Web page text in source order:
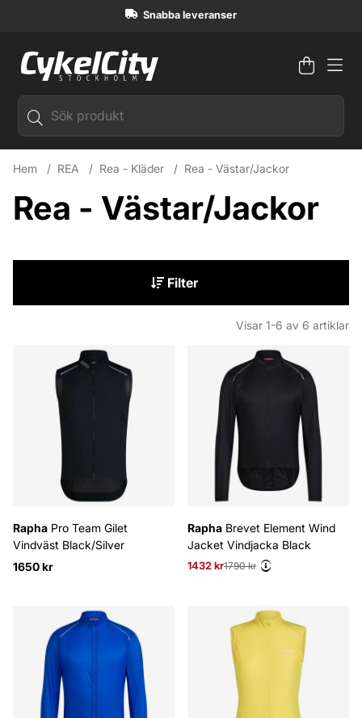
Snabba leveranser
Antal i
.
Hem REA Rea - Kläder Rea - Västar/Jackor
Rea - Västar/Jackor
Filter
Visar 1-6 av 6 artiklar
Rapha Pro Team Gilet
Vindväst Black/Silver
1650 kr
Rapha Brevet Element Wind
Jacket Vindjacka Black
1432 kr
Ordinarie pris:
1790 kr